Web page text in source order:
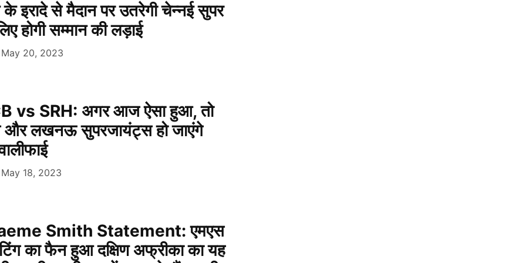
इरादे से मैदान पर उतरेगी चेन्नई सुपर
होगी सम्मान की लड़ाई
May 20, 2023
vs SRH: अगर आज ऐसा हुआ, तो
और लखनऊ सुपरजायंट्स हो जाएंगे
May 18, 2023
Smith Statement: एमएस
का फैन हुआ दक्षिण अफ्रीका का यह